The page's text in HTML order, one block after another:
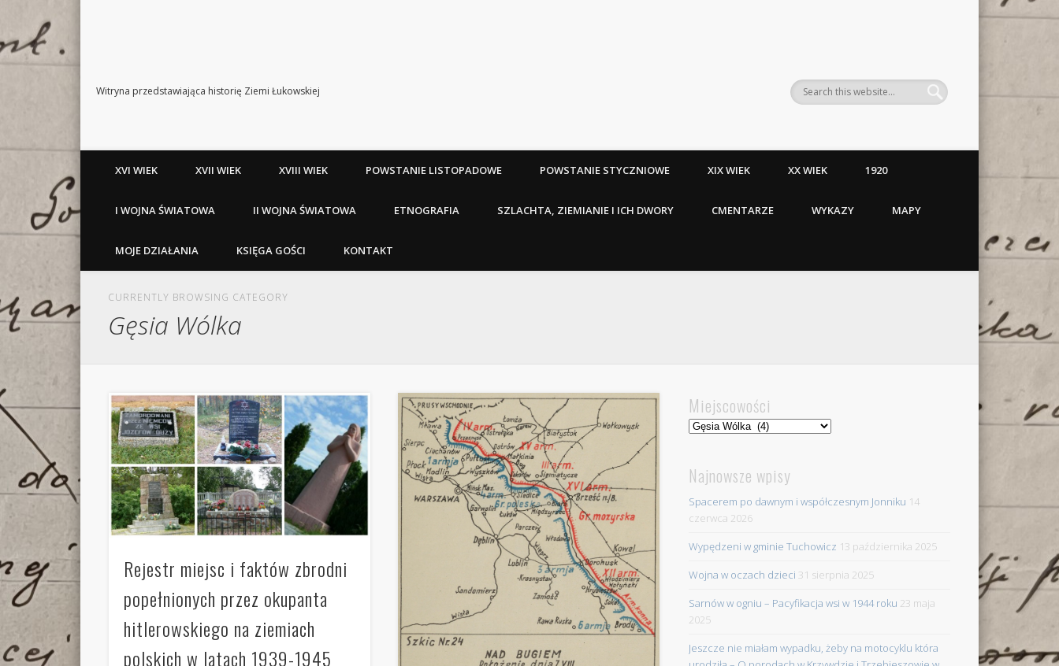
Witryna przedstawiająca historię Ziemi Łukowskiej
XVI WIEK XVII WIEK XVIII WIEK POWSTANIE LISTOPADOWE POWSTANIE STYCZNIOWE XIX WIEK XX WIEK 1920
I WOJNA ŚWIATOWA II WOJNA ŚWIATOWA ETNOGRAFIA SZLACHTA, ZIEMIANIE I ICH DWORY CMENTARZE WYKAZY MAPY
MOJE DZIAŁANIA KSIĘGA GOŚCI KONTAKT
CURRENTLY BROWSING CATEGORY
Gęsia Wólka
Rejestr miejsc i faktów zbrodni
popełnionych przez okupanta
hitlerowskiego na ziemiach
polskich w latach 1939-1945
Miejscowości
Miejscowości
Najnowsze wpisy
Spacerem po dawnym i współczesnym Jonniku 14
czerwca 2026
Wypędzeni w gminie Tuchowicz 13 października 2025
Wojna w oczach dzieci 31 sierpnia 2025
Sarnów w ogniu – Pacyfikacja wsi w 1944 roku 23 maja
2025
Jeszcze nie miałam wypadku, żeby na motocyklu która